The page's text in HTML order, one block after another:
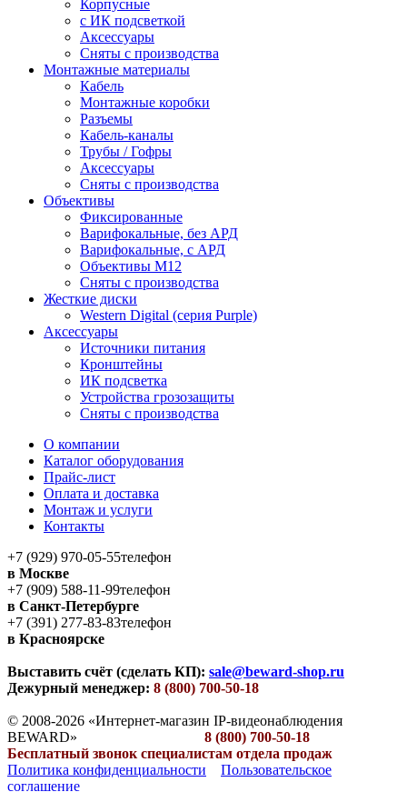
Корпусные
c ИК подсветкой
Аксессуары
Сняты с производства
Монтажные материалы
Кабель
Монтажные коробки
Разъемы
Кабель-каналы
Трубы / Гофры
Аксессуары
Сняты с производства
Объективы
Фиксированные
Варифокальные, без АРД
Варифокальные, с АРД
Объективы M12
Сняты с производства
Жесткие диски
Western Digital (серия Purple)
Аксессуары
Источники питания
Кронштейны
ИК подсветка
Устройства грозозащиты
Сняты с производства
О компании
Каталог оборудования
Прайс-лист
Оплата и доставка
Монтаж и услуги
Контакты
+7 (929) 970-05-55телефон
в Москве
+7 (909) 588-11-99телефон
в Санкт-Петербурге
+7 (391) 277-83-83телефон
в Красноярске
Выставить счёт (сделать КП): sale@beward-shop.ru
Дежурный менеджер: 8 (800) 700-50-18
© 2008-2026 «Интернет-магазин IP-видеонаблюдения
BEWARD» 8 (800) 700-50-18
Бесплатный звонок специалистам отдела продаж
Политика конфиденциальности
Пользовательское
соглашение